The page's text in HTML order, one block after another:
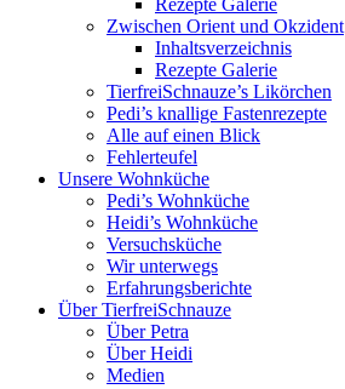
Rezepte Galerie
Zwischen Orient und Okzident
Inhaltsverzeichnis
Rezepte Galerie
TierfreiSchnauze’s Likörchen
Pedi’s knallige Fastenrezepte
Alle auf einen Blick
Fehlerteufel
Unsere Wohnküche
Pedi’s Wohnküche
Heidi’s Wohnküche
Versuchsküche
Wir unterwegs
Erfahrungsberichte
Über TierfreiSchnauze
Über Petra
Über Heidi
Medien